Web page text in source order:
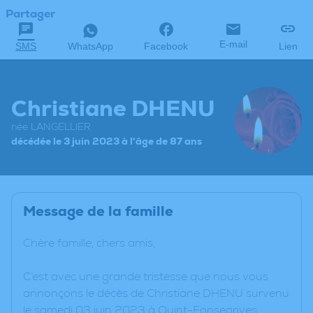
Partager
SMS WhatsApp Facebook E-mail Lien
Christiane DHENU
née LANGELLIER
décédée le 3 juin 2023 à l'âge de 87 ans
Message de la famille
Chère famille, chers amis,
C’est avec une grande tristesse que nous vous
annonçons le décès de Christiane DHENU survenu
le samedi 03 juin 2023 à Quint-Fonsegrives.